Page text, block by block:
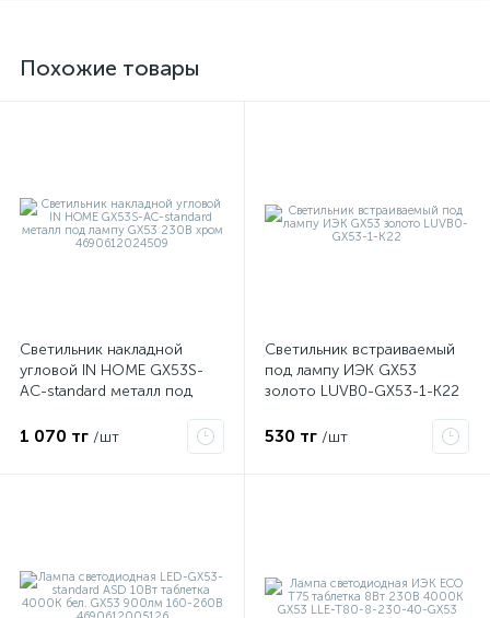
Похожие товары
Светильник накладной
угловой IN HOME GX53S-
AC-standard металл под
4690612024509
1 070 тг /шт
Светильник встраиваемый
под лампу ИЭК GX53
золото LUVB0-GX53-1-K22
530 тг /шт